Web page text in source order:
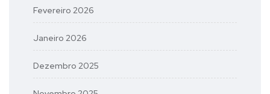
Fevereiro 2026
Janeiro 2026
Dezembro 2025